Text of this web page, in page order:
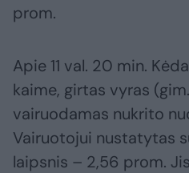
prom.
Apie 11 val. 20 min.
kaime, girtas vyras
vairuodamas nukrito
Vairuotojui nustatytas
laipsnis – 2,56 prom.